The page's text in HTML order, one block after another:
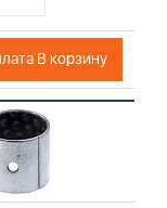
В корзину